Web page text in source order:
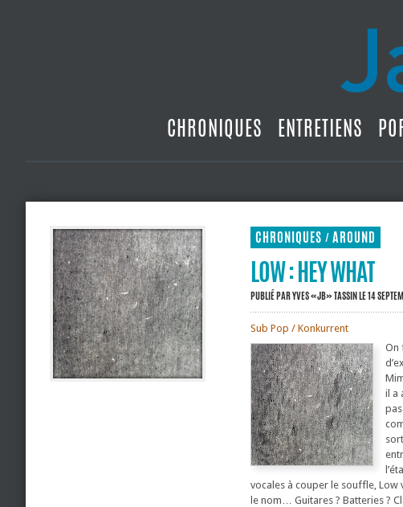
CHRONIQUES ENTRETIENS
CHRONIQUES / AROUND
LOW : HEY WHAT
PUBLIÉ PARYVES «JB» TASSINLE 14
Sub Pop / Konkurrent
On
il a
vocales à couper le souffle, Low
le nom… Guitares ? Batteries ?